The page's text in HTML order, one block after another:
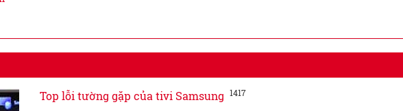
Top lỗi tường gặp của tivi Samsung 1417